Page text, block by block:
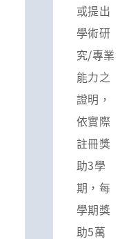
或提出
學術研
究/專業
能力之
證明，
依實際
註冊獎
助3學
期，每
學期獎
助5萬